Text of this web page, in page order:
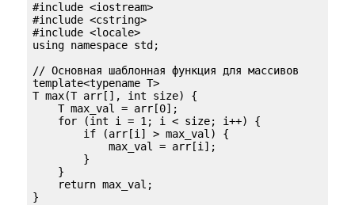
#include <iostream>
#include <cstring>
#include <locale>
using namespace std;
// Основная шаблонная функция для массивов
template<typename T>
T max(T arr[], int size) {
    T max_val = arr[0];
    for (int i = 1; i < size; i++) {
        if (arr[i] > max_val) {
            max_val = arr[i];
        }
    }
    return max_val;
}